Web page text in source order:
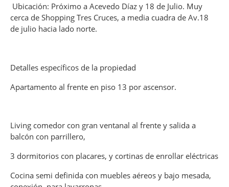
Ubicación: Próximo a Acevedo Díaz y 18 de Julio. Muy
cerca de Shopping Tres Cruces, a media cuadra de Av.18
de julio hacia lado norte.
Detalles específicos de la propiedad
Apartamento al frente en piso 13 por ascensor.
Living comedor con gran ventanal al frente y salida a
balcón con parrillero,
3 dormitorios con placares, y cortinas de enrollar eléctricas
Cocina semi definida con muebles aéreos y bajo mesada,